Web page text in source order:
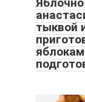
тыквой